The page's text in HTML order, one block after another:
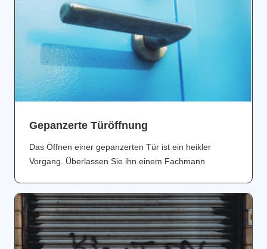
Gepanzerte Türöffnung
Das Öffnen einer gepanzerten Tür ist ein heikler
Vorgang. Überlassen Sie ihn einem Fachmann